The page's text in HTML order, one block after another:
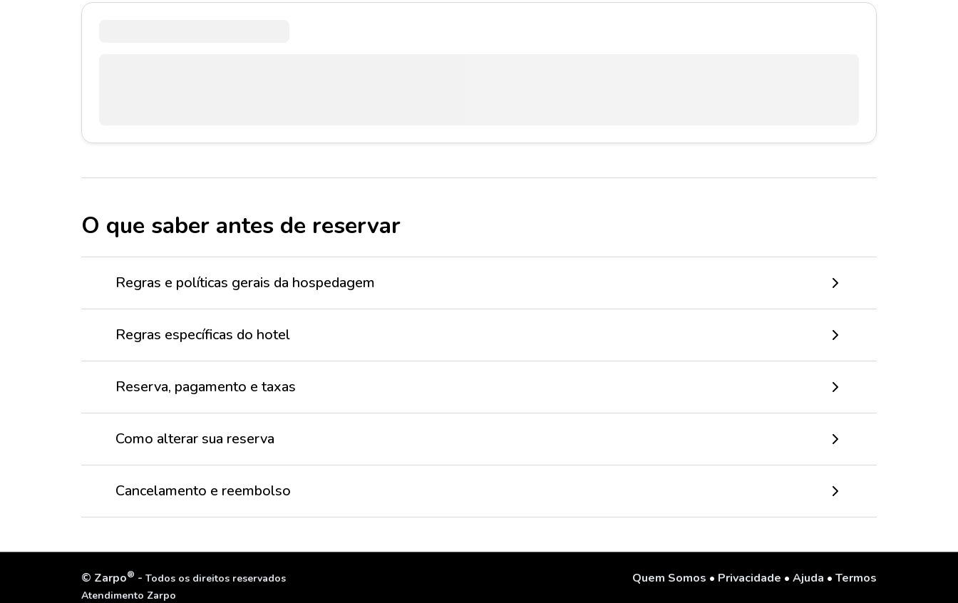
O que saber antes de reservar
Regras e políticas gerais da hospedagem
Regras específicas do hotel
Reserva, pagamento e taxas
Como alterar sua reserva
Cancelamento e reembolso
© Zarpo® - Todos os direitos reservados
Atendimento Zarpo
Quem Somos • Privacidade • Ajuda • Termos